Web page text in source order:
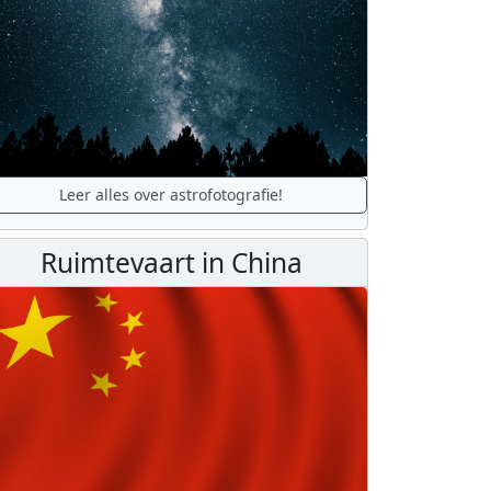
Leer alles over astrofotografie!
Ruimtevaart in China